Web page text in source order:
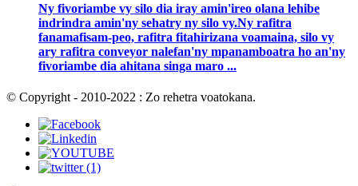
Ny fivoriambe vy silo dia iray amin'ireo olana lehibe
indrindra amin'ny sehatry ny silo vy.Ny rafitra
fanamafisam-peo, rafitra fitahirizana voamaina, silo vy
ary rafitra conveyor nalefan'ny mpanamboatra ho an'ny
fivoriambe dia ahitana singa maro ...
© Copyright - 2010-2022 : Zo rehetra voatokana.